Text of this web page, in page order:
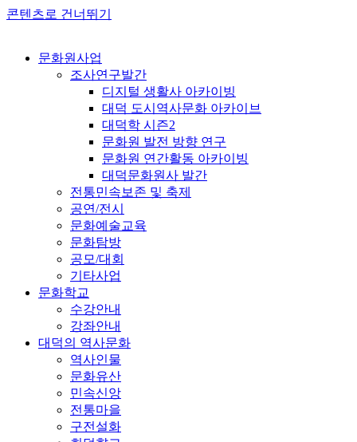
콘텐츠로 건너뛰기
문화원사업
조사연구발간
디지털 생활사 아카이빙
대덕 도시역사문화 아카이브
대덕학 시즌2
문화원 발전 방향 연구
문화원 연간활동 아카이빙
대덕문화원사 발간
전통민속보존 및 축제
공연/전시
문화예술교육
문화탐방
공모/대회
기타사업
문화학교
수강안내
강좌안내
대덕의 역사문화
역사인물
문화유산
민속신앙
전통마을
구전설화